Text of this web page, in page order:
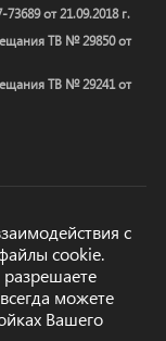
от 21.09.2018 г.
ТВ № 29850 от
ТВ № 29241 от
ОТПРАВИТЬ
с
cookie.
можете
Вашего